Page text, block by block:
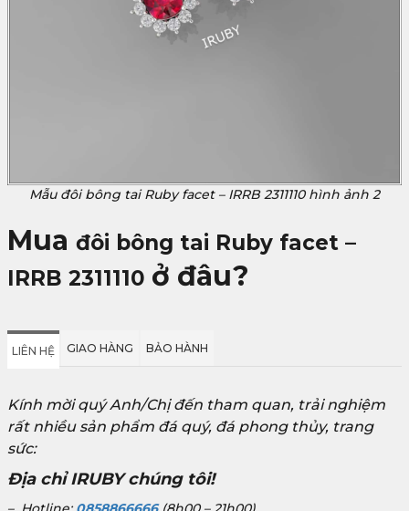
Mẫu đôi bông tai Ruby facet – IRRB 2311110 hình ảnh 2
Mua đôi bông tai Ruby facet –
IRRB 2311110 ở đâu?
LIÊN HỆ GIAO HÀNG BẢO HÀNH
Kính mời quý Anh/Chị đến tham quan, trải nghiệm
rất nhiều sản phẩm đá quý, đá phong thủy, trang
sức:
Địa chỉ IRUBY chúng tôi!